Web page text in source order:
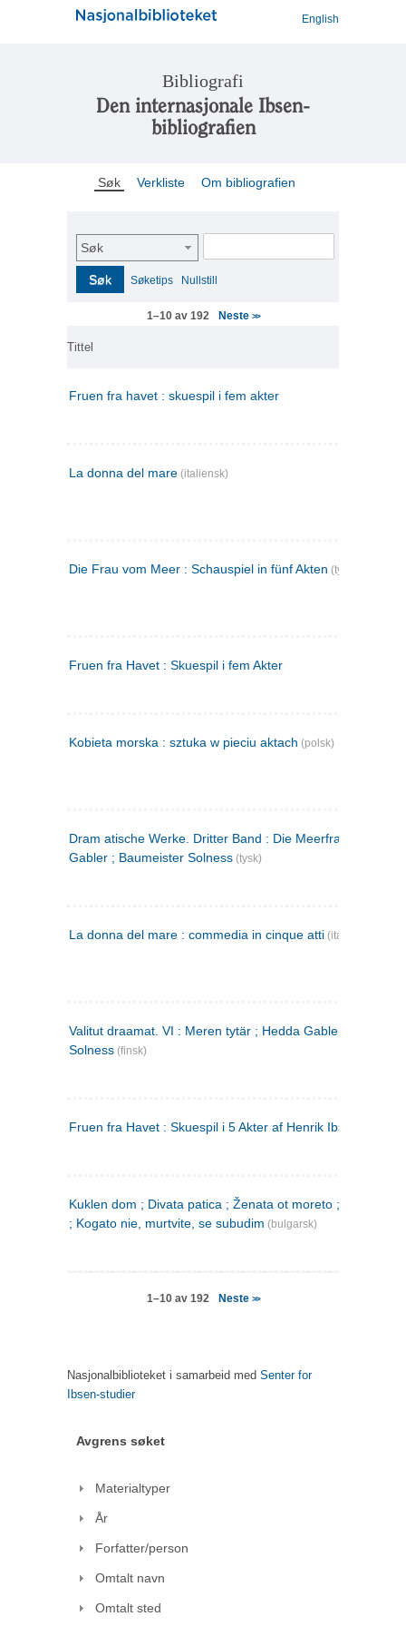
English
Bibliografi
Den internasjonale Ibsen-
bibliografien
Søk Verkliste Om bibliografien
Søk
Søk Søketips Nullstill
1–10 av 192 Neste >>
Tittel
Fruen fra havet : skuespil i fem akter
La donna del mare (italiensk)
Die Frau vom Meer : Schauspiel in fünf Akten (tysk)
Fruen fra Havet : Skuespil i fem Akter
Kobieta morska : sztuka w pieciu aktach (polsk)
Dram atische Werke. Dritter Band : Die Meerfrau ; Hedda
Gabler ; Baumeister Solness (tysk)
La donna del mare : commedia in cinque atti (italiensk)
Valitut draamat. VI : Meren tytär ; Hedda Gabler ;
Solness (finsk)
Fruen fra Havet : Skuespil i 5 Akter af Henrik Ibsen
Kuklen dom ; Divata patica ; Ženata ot moreto ; Malkijat
; Kogato nie, murtvite, se subudim (bulgarsk)
1–10 av 192 Neste >>
Nasjonalbiblioteket i samarbeid med Senter for
Ibsen-studier
Avgrens søket
Materialtyper
År
Forfatter/person
Omtalt navn
Omtalt sted